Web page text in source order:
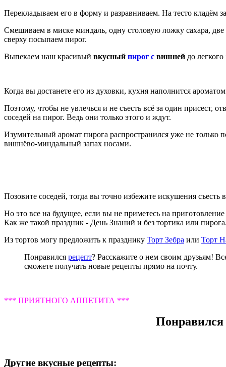
Перекладываем его в форму и разравниваем. На тесто кладём
Смешиваем в миске миндаль, одну столовую ложку сахара,
сверху посыпаем пирог.
Выпекаем наш красивый вкусный пирог с вишней до
Когда вы достанете его из духовки, кухня наполнится
Поэтому, чтобы не увлечься и не съесть всё за один присест,
соседей на пирог. Ведь они только этого и ждут.
Изумительный аромат пирога распространился уже не
вишнёво-миндальный запах носами.
Позовите соседей, тогда вы точно избежите искушения
Но это все на будущее, если вы не приметесь на
Как же такой праздник - День Знаний и без тортика или пирога.
Из тортов могу предложить к празднику Торт Зебра или Торт
Понравился рецепт? Расскажите о нем своим друзьям!
сможете получать новые рецепты прямо на почту.
*** ПРИЯТНОГО АППЕТИТА ***
Другие вкусные рецепты: